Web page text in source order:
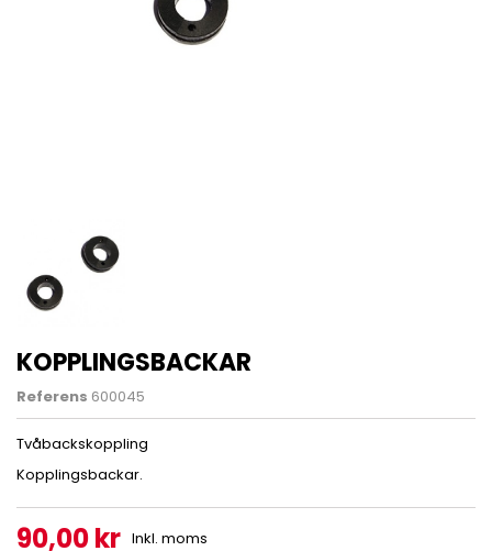
KOPPLINGSBACKAR
Referens 600045
Tvåbackskoppling
Kopplingsbackar.
90,00 kr Inkl. moms